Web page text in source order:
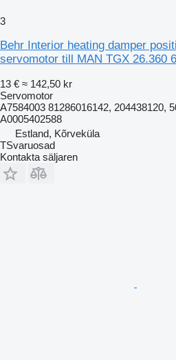
3
Behr Interior heating damper
servomotor till MAN TGX 26.360
13 € ≈ 142,50 kr
Servomotor
A7584003 81286016142, 204438120,
A0005402588
Estland, Kõrveküla
TSvaruosad
Kontakta säljaren